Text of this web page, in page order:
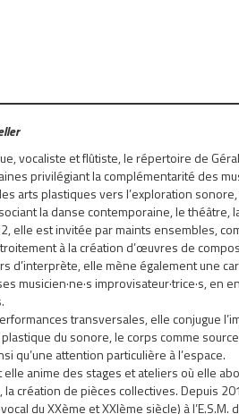
vocaliste et flûtiste, le répertoire de
privilégiant la complémentarité des
arts plastiques vers l’exploration
la danse contemporaine, le théâtre,
elle est invitée par maints ensembles,
à la création d’œuvres de
d’interprète, elle mène également une
musicien·ne·s improvisateur·trice·s,
transversales, elle conjugue
du sonore, le corps comme
qu’une attention particulière à l’espace.
elle anime des stages et ateliers où elle
la création de pièces collectives. Depuis
du XXème et XXIème siècle) à